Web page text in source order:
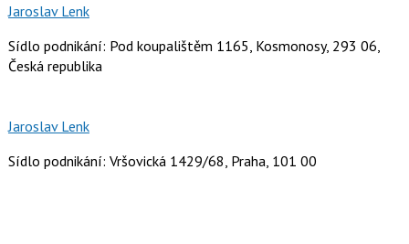
Jaroslav Lenk
Sídlo podnikání: Pod koupalištěm 1165, Kosmonosy, 293 06,
Česká republika
Jaroslav Lenk
Sídlo podnikání: Vršovická 1429/68, Praha, 101 00